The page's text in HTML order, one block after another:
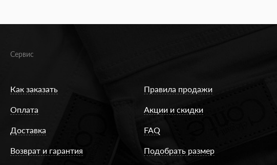
Сервис
Как заказать
Оплата
Доставка
Возврат и гарантия
Правила продажи
Акции и скидки
FAQ
Подобрать размер